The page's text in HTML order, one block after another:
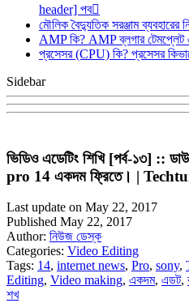
header] পব
মৌলিক বৈদ্যুতিক সরঞ্জাম ব্যবহারের
AMP কি? AMP ব্লগার টেমপ্লেট
প্রসেসর (CPU) কি? প্রসেসর
Sidebar
ভিডিও এডেটিং শিখি [পর্ব-১৩] ::
pro 14 একদম ফ্রিতে। |
Last update on May 22, 2017
Published May 22, 2017
Author: নিউজ ডেস্ক
Categories: Video Editing
Tags: 14, internet news, Pro, sony,
Editing, Video making, একদম, এডট,
শখ